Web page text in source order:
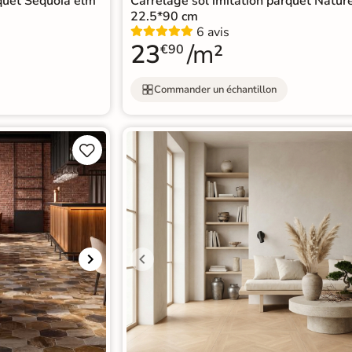
22.5*90 cm
6 avis
23€90 /m²
Commander un échantillon

